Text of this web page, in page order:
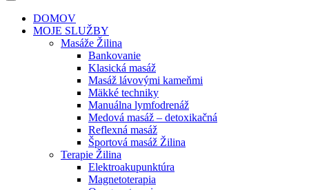
DOMOV
MOJE SLUŽBY
Masáže Žilina
Bankovanie
Klasická masáž
Masáž lávovými kameňmi
Mäkké techniky
Manuálna lymfodrenáž
Medová masáž – detoxikačná
Reflexná masáž
Športová masáž Žilina
Terapie Žilina
Elektroakupunktúra
Magnetoterapia